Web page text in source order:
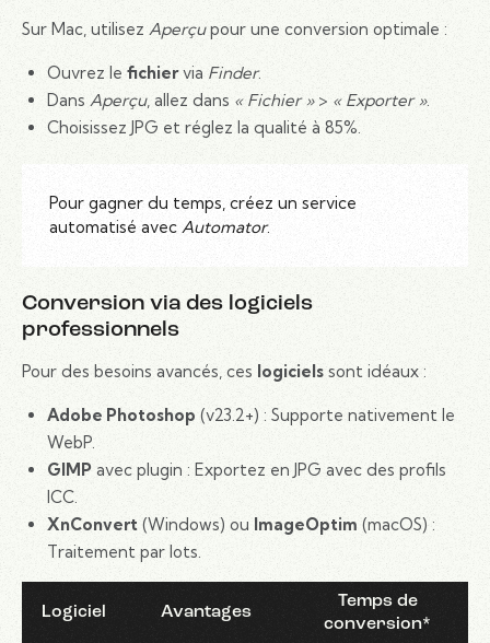
Sur Mac, utilisez Aperçupour une conversion optimale :
Ouvrez le fichiervia Finder.
Dans Aperçu, allez dans « Fichier »> « Exporter ».
Choisissez JPG et réglez la qualité à 85%.
Pour gagner du temps, créez un service
automatisé avec Automator.
Conversion via des logiciels
professionnels
Pour des besoins avancés, ces logicielssont idéaux :
Adobe Photoshop (v23.2+) : Supporte nativement le
WebP.
GIMP avec plugin : Exportez en JPG avec des profils
ICC.
XnConvert(Windows) ou ImageOptim (macOS) :
Traitement par lots.
Logiciel Avantages
Temps de
conversion*